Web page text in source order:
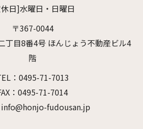
日]水曜日・日曜日
〒367-0044
丁目8番4号 ほんじょう不動産ビル4
階
：0495-71-7013
：0495-71-7014
info@honjo-fudousan.jp